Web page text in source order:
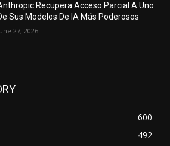
Recupera Acceso Parcial A Uno
Sus Modelos De IA Más Poderosos
27, 2026
600
492